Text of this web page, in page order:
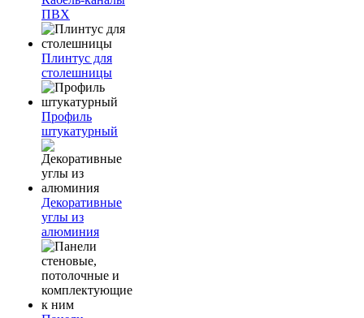
ПВХ
Плинтус для
столешницы
Профиль
штукатурный
Декоративные
углы из
алюминия